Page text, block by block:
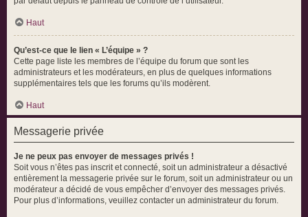
Haut
Qu’est-ce que le lien « L’équipe » ?
Cette page liste les membres de l’équipe du forum que sont les
administrateurs et les modérateurs, en plus de quelques informations
supplémentaires tels que les forums qu’ils modèrent.
Haut
Messagerie privée
Je ne peux pas envoyer de messages privés !
Soit vous n’êtes pas inscrit et connecté, soit un administrateur a désactivé
entièrement la messagerie privée sur le forum, soit un administrateur ou un
modérateur a décidé de vous empêcher d’envoyer des messages privés.
Pour plus d’informations, veuillez contacter un administrateur du forum.